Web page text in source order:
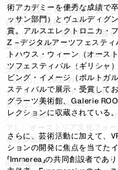
術アカデミーを優秀な成績で
ッサン部門）とヴュルディグ
賞。アルスエレクトロニカ・
Z –デジタルアーツフェステ
トハウス・ウィーン（オース
ツフェスティバル（ギリシャ
ビング・イメージ（ポルトガ
スティバルで展示・受賞して
グラーツ美術館、Galerie
レクションに収蔵されている。
さらに、芸術活動に加えて、
ションの開発に焦点を当てた
「Immerea」の共同創設者で
ィブな体験として提示するこ
自身の移動経験にも根ざしな
性をテーマに、脱植民地主義
建築、都市論、メディアアー
ーティスティック・リサーチ
受賞歴に、マリアンネ・フォ
（2020）、DKB VRアート賞
テオドール・ケルナー芸術科
近年は、SLAMDANCE（アメ
ア）、ADAF（ギリシャ）、ア
ア）、オーストリア文化フォ
会に多数参加。
instagram